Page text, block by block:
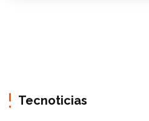
Tecnoticias